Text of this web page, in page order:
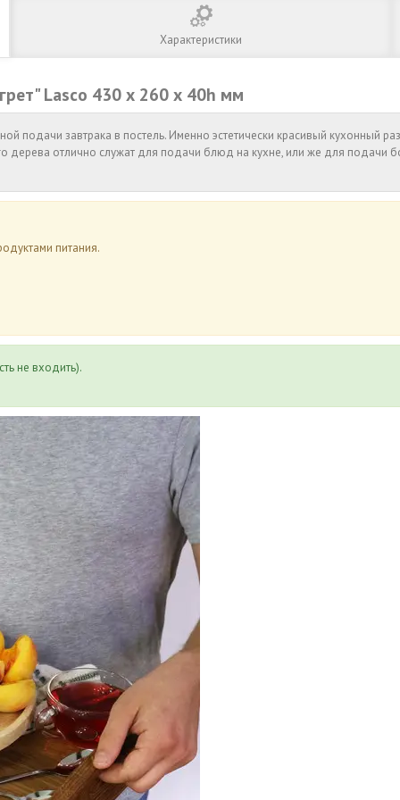
Характеристики
Lasco 430 х 260 х 40h мм
завтрака в постель. Именно эстетически красивый кухонный
отлично служат для подачи блюд на кухне, или же для подачи
питания.
не входить).